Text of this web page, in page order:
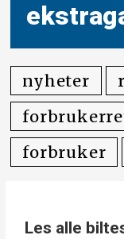
nyheter
forbruker
Les alle